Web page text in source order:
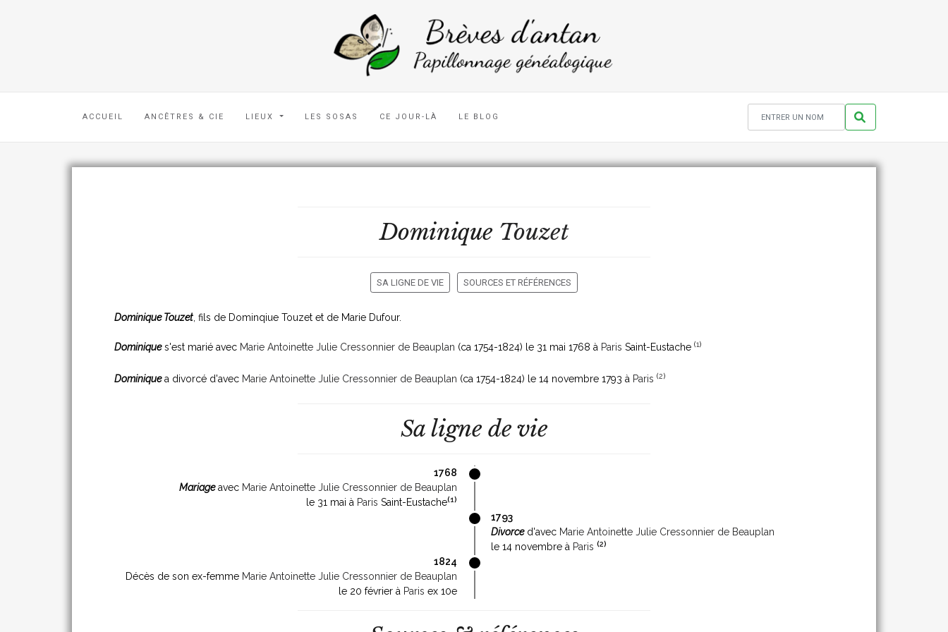
ACCUEIL ANCÊTRES & CIE LIEUX LES SOSAS CE JOUR-LÀ LE BLOG
Dominique Touzet
SA LIGNE DE VIE SOURCES ET RÉFÉRENCES
Dominique Touzet , fils de Dominqiue Touzet et de Marie Dufour.
Dominiques'est marié avec Marie Antoinette Julie Cressonnier de Beauplan (ca 1754-1824) le 31 mai 1768 à Paris Saint-Eustache (1)
Dominiquea divorcé d'avec Marie Antoinette Julie Cressonnier de Beauplan (ca 1754-1824) le 14 novembre 1793 à Paris (2)
Sa ligne de vie
1768
Mariageavec Marie Antoinette Julie Cressonnier de Beauplan
le 31 mai à Paris Saint-Eustache(1)
1793
Divorced'avec Marie Antoinette Julie Cressonnier de Beauplan
le 14 novembre à Paris (2)
1824
Décès de son ex-femme Marie Antoinette Julie Cressonnier de Beauplan
le 20 février à Paris ex 10e